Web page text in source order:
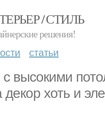
/ СТИЛЬ
решения!
статьи
высокими
хоть и